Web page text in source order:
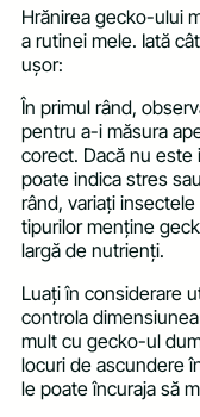
Hrănirea gecko-ului
a rutinei mele. Iată
ușor:
În primul rând,
pentru a-i măsura
corect. Dacă nu este
poate indica stres
rând, variați
tipurilor menține
largă de nutrienți.
Luați în considerare
controla
mult cu gecko-ul
locuri de ascundere
le poate încuraja să